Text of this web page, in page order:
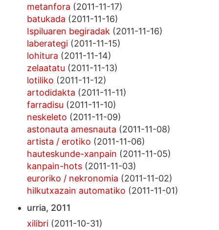
metanfora (2011-11-17)
batukada (2011-11-16)
Ispiluaren begiradak (2011-11-16)
laberategi (2011-11-15)
lohitura (2011-11-14)
zelaatatu (2011-11-13)
lotiliko (2011-11-12)
artodidakta (2011-11-11)
farradisu (2011-11-10)
neskeleto (2011-11-09)
astonauta amesnauta (2011-11-08)
artista / erotiko (2011-11-06)
hauteskunde-xanpain (2011-11-05)
kanpain-hots (2011-11-03)
euroriko / nekronomia (2011-11-02)
hilkutxazain automatiko (2011-11-01)
urria, 2011
xilibri (2011-10-31)